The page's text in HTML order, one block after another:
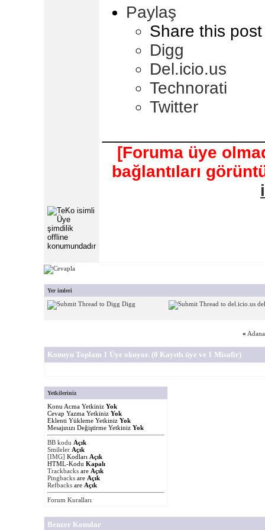
Paylaş
Share this
Digg
Del.icio.us
Technorati
Twitter
[Foruma üye
bağlantıları
Yer imleri
Digg
«
Konuyu Toplam 1 Üye okuyor. (0 Kayıtlı üye ve 1 Misafir)
Yetkileriniz
Konu Acma Yetkiniz Yok
Cevap Yazma Yetkiniz Yok
Eklenti Yükleme Yetkiniz Yok
Mesajınızı Değiştirme Yetkiniz Yok
BB kodu Açık
Smileler Açık
[IMG] Kodları Açık
HTML-Kodu Kapalı
Trackbacks are Açık
Pingbacks are Açık
Refbacks are Açık
Forum Kuralları
Benzer Konular